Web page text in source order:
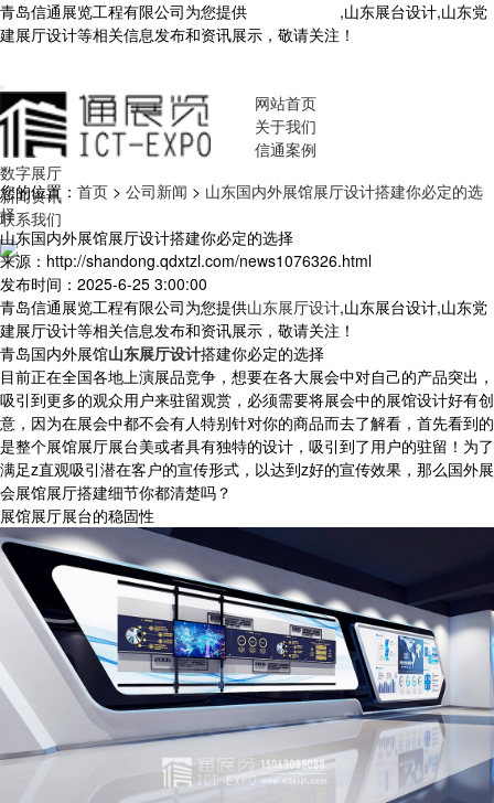
青岛信通展览工程有限公司为您提供
,山东展台设计,山东党
建展厅设计等相关信息发布和资讯展示，敬请关注！
网站首页
关于我们
信通案例
数字展厅
新闻资讯
联系我们
您的位置： 首页 > 公司新闻 > 山东国内外展馆展厅设计搭建你必定的选
择
山东国内外展馆展厅设计搭建你必定的选择
来源：http://shandong.qdxtzl.com/news1076326.html
发布时间：2025-6-25 3:00:00
青岛信通展览工程有限公司为您提供山东展厅设计,山东展台设计,山东党
建展厅设计等相关信息发布和资讯展示，敬请关注！
青岛国内外展馆山东展厅设计搭建你必定的选择
目前正在全国各地上演展品竞争，想要在各大展会中对自己的产品突出，
吸引到更多的观众用户来驻留观赏，必须需要将展会中的展馆设计好有创
意，因为在展会中都不会有人特别针对你的商品而去了解看，首先看到的
是整个展馆展厅展台美或者具有独特的设计，吸引到了用户的驻留！为了
满足z直观吸引潜在客户的宣传形式，以达到z好的宣传效果，那么国外展
会展馆展厅搭建细节你都清楚吗？
展馆展厅展台的稳固性